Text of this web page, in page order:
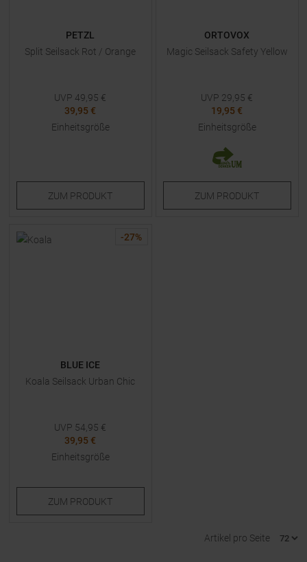
PETZL
Split Seilsack Rot / Orange
UVP 49,95 €
39,95 €
Einheitsgröße
ZUM PRODUKT
ORTOVOX
Magic Seilsack Safety Yellow
UVP 29,95 €
19,95 €
Einheitsgröße
ZUM PRODUKT
-27%
BLUE ICE
Koala Seilsack Urban Chic
UVP 54,95 €
39,95 €
Einheitsgröße
ZUM PRODUKT
Artikel pro Seite